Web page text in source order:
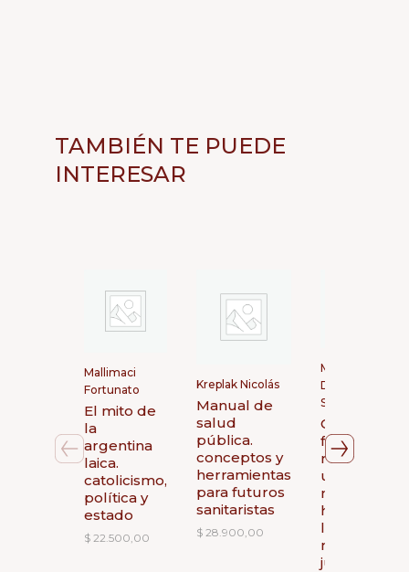
TAMBIÉN TE PUEDE
INTERESAR
Mallimaci
Fortunato
El mito de
la
argentina
laica.
catolicismo,
política y
estado
$ 22.500,00
Kreplak Nicolás
Manual de
salud
pública.
conceptos y
herramientas
para futuros
sanitaristas
$ 28.900,00
Mcgee
Deutsch
Sandra
Cruzar
fronteras,
reclamar
una
nacion.
historia de
las
mujeres
judias